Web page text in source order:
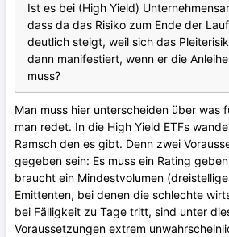
Ist es bei (High Yield)
dass da das Risiko zum Ende der
deutlich steigt, weil sich das
dann manifestiert, wenn er die
muss?
Man muss hier unterscheiden über was
man redet. In die High Yield ETFs
Ramsch den es gibt. Denn zwei
gegeben sein: Es muss ein Rating
braucht ein Mindestvolumen
Emittenten, bei denen die schlechte
bei Fälligkeit zu Tage tritt, sind unter
Voraussetzungen extrem